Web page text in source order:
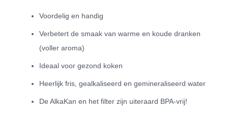
Voordelig en handig
Verbetert de smaak van warme en koude dranken
(voller aroma)
Ideaal voor gezond koken
Heerlijk fris, gealkaliseerd en gemineraliseerd water
De AlkaKan en het filter zijn uiteraard BPA-vrij!